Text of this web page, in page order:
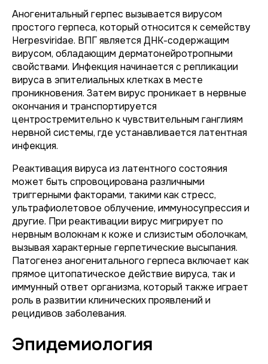
Аногенитальный герпес вызывается вирусом
простого герпеса, который относится к семейству
Herpesviridae. ВПГ является ДНК-содержащим
вирусом, обладающим дерматонейротропными
свойствами. Инфекция начинается с репликации
вируса в эпителиальных клетках в месте
проникновения. Затем вирус проникает в нервные
окончания и транспортируется
центростремительно к чувствительным ганглиям
нервной системы, где устанавливается латентная
инфекция.
Реактивация вируса из латентного состояния
может быть спровоцирована различными
триггерными факторами, такими как стресс,
ультрафиолетовое облучение, иммуносупрессия и
другие. При реактивации вирус мигрирует по
нервным волокнам к коже и слизистым оболочкам,
вызывая характерные герпетические высыпания.
Патогенез аногенитального герпеса включает как
прямое цитопатическое действие вируса, так и
иммунный ответ организма, который также играет
роль в развитии клинических проявлений и
рецидивов заболевания.
Эпидемиология